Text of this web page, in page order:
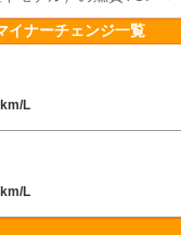
イナーチェンジ一覧
L
L